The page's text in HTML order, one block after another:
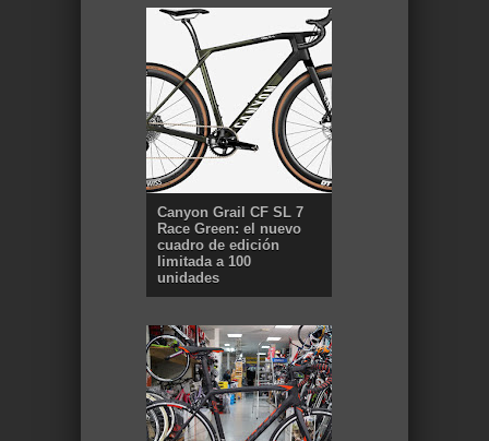
Canyon Grail CF SL 7
Race Green: el nuevo
cuadro de edición
limitada a 100
unidades